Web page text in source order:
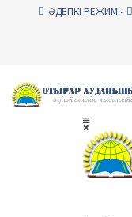
ӘДЕПКІ РЕЖИМ